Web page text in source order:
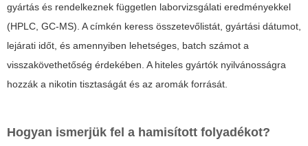
gyártás és rendelkeznek független laborvizsgálati eredményekkel
(HPLC, GC-MS). A címkén keress összetevőlistát, gyártási dátumot,
lejárati időt, és amennyiben lehetséges, batch számot a
visszakövethetőség érdekében. A hiteles gyártók nyilvánosságra
hozzák a nikotin tisztaságát és az aromák forrását.
Hogyan ismerjük fel a hamisított folyadékot?